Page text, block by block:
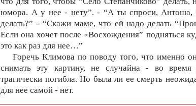
юмора. А у нее - нету”. - “А ты спроси, Антоша,
делать?” - “Скажи маме, что ей надо делать
Если она хочет после «Восхождения” подняться
это как раз для нее…”
Горечь Климова по поводу того, что именно
снимать эту картину, не случайна - во время
трагически погибла. Но была ли ее смерть
для нее самой - нет.